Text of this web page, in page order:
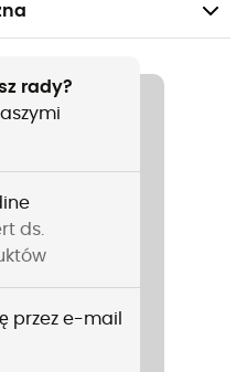
/ Podejście / Podróże /
rady?
ds.
przez e-mail